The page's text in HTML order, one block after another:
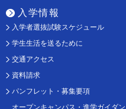
入学情報
入学者選抜試験スケジュール
学生生活を送るために
交通アクセス
資料請求
パンフレット・募集要項